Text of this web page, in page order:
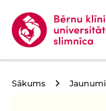
Sākums Jaunumi